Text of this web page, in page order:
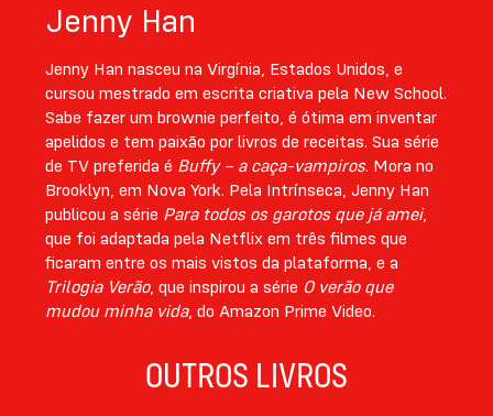
Jenny Han
Jenny Han nasceu na Virgínia, Estados Unidos, e
cursou mestrado em escrita criativa pela New School.
Sabe fazer um brownie perfeito, é ótima em inventar
apelidos e tem paixão por livros de receitas. Sua série
de TV preferida é Buffy – a caça-vampiros. Mora no
Brooklyn, em Nova York. Pela Intrínseca, Jenny Han
publicou a série Para todos os garotos que já amei,
que foi adaptada pela Netflix em três filmes que
ficaram entre os mais vistos da plataforma, e a
Trilogia Verão, que inspirou a série O verão que
mudou minha vida, do Amazon Prime Video.
OUTROS LIVROS